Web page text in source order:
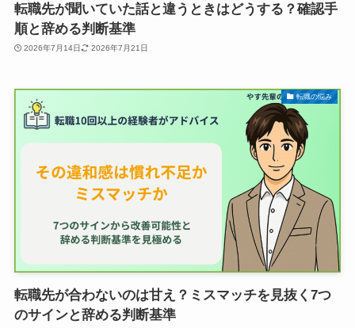
転職先が聞いていた話と違うときはどうする？確認手
順と辞める判断基準
2026年7月14日 2026年7月21日
転職の悩み
転職先が合わないのは甘え？ミスマッチを見抜く7つ
のサインと辞める判断基準